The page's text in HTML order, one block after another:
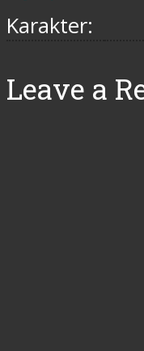
Karakter:
Leave a